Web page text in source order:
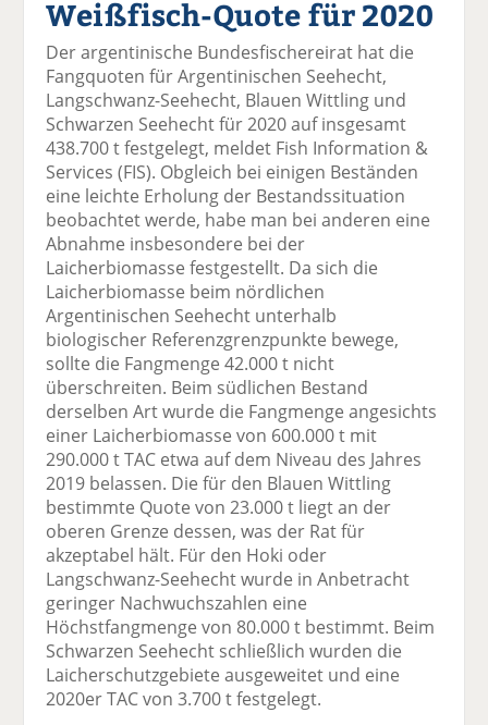
el
a
uf
F
ac
e
b
o
o
k
il
n
el
wi
tt
er
n
el
a
uf
Li
n
k
e
di
n
te
e
el
p
er
m
ai
l
v
er
se
el
D
Weißfisch-Quote für 2020
Der argentinische Bundesfischereirat hat die
Fangquoten für Argentinischen Seehecht,
Langschwanz-Seehecht, Blauen Wittling und
Schwarzen Seehecht für 2020 auf insgesamt
438.700 t festgelegt, meldet Fish Information &
Services (FIS). Obgleich bei einigen Beständen
eine leichte Erholung der Bestandssituation
beobachtet werde, habe man bei anderen eine
Abnahme insbesondere bei der
Laicherbiomasse festgestellt. Da sich die
Laicherbiomasse beim nördlichen
Argentinischen Seehecht unterhalb
biologischer Referenzgrenzpunkte bewege,
sollte die Fangmenge 42.000 t nicht
überschreiten. Beim südlichen Bestand
derselben Art wurde die Fangmenge angesichts
einer Laicherbiomasse von 600.000 t mit
290.000 t TAC etwa auf dem Niveau des Jahres
2019 belassen. Die für den Blauen Wittling
bestimmte Quote von 23.000 t liegt an der
oberen Grenze dessen, was der Rat für
akzeptabel hält. Für den Hoki oder
Langschwanz-Seehecht wurde in Anbetracht
geringer Nachwuchszahlen eine
Höchstfangmenge von 80.000 t bestimmt. Beim
Schwarzen Seehecht schließlich wurden die
Laicherschutzgebiete ausgeweitet und eine
2020er TAC von 3.700 t festgelegt.